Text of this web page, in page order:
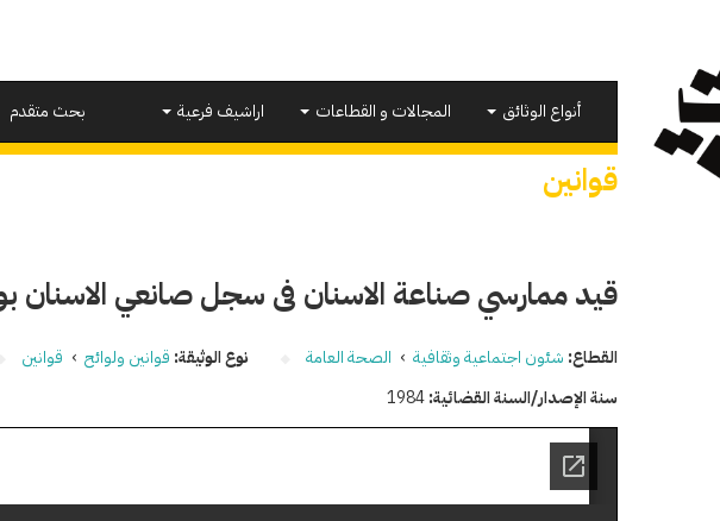
بحث متقدم
أنواع الوثائق المجالات و القطاعات اراشيف فرعية
قوانين
قيد ممارسي صناعة الاسنان فى سجل صانعي الاسنان
القطاع: شئون اجتماعية وثقافية › الصحة العامة نوع الوثيقة: قوانين ولوائح › قوانين
سنة الإصدار/السنة القضائية:1984